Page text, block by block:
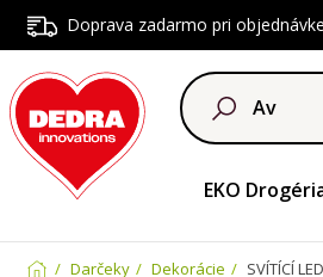
Doprava zadarmo pri
EKO
Darčeky Dekorácie SVÍTÍCÍ